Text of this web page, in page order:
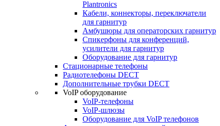
Plantronics
Кабели, коннекторы, переключатели
для гарнитур
Амбушюры для операторских гарнитур
Cпикерфоны для конференций,
усилители для гарнитур
Оборудование для гарнитур
Стационарные телефоны
Радиотелефоны DECT
Дополнительные трубки DECT
VoIP оборудование
VoIP-телефоны
VoIP-шлюзы
Оборудование для VoIP телефонов